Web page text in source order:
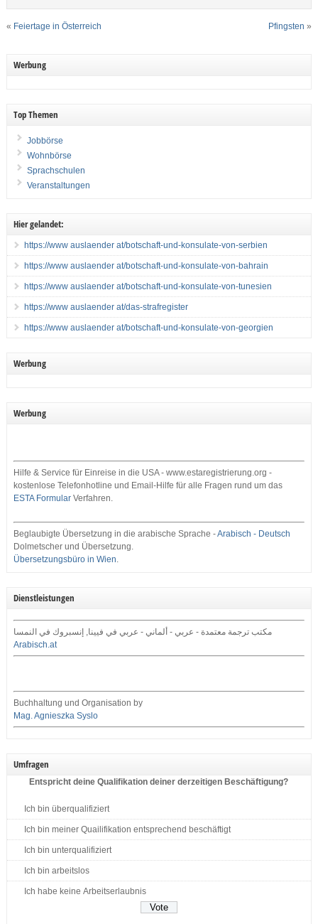
« Feiertage in Österreich Pfingsten »
Werbung
Top Themen
Jobbörse
Wohnbörse
Sprachschulen
Veranstaltungen
Hier gelandet:
https://www auslaender at/botschaft-und-konsulate-von-serbien
https://www auslaender at/botschaft-und-konsulate-von-bahrain
https://www auslaender at/botschaft-und-konsulate-von-tunesien
https://www auslaender at/das-strafregister
https://www auslaender at/botschaft-und-konsulate-von-georgien
Werbung
Werbung
Hilfe & Service für Einreise in die USA - www.estaregistrierung.org -
kostenlose Telefonhotline und Email-Hilfe für alle Fragen rund um das
ESTA FormularVerfahren.
Beglaubigte Übersetzung in die arabische Sprache -Arabisch - Deutsch
Dolmetscher und Übersetzung.
Übersetzungsbüro in Wien.
Dienstleistungen
مكتب ترجمة معتمدة - عربي - ألماني - عربي في فيينا, إنسبروك في النمسا
Arabisch.at
Buchhaltung und Organisation by
Mag. Agnieszka Syslo
Umfragen
Entspricht deine Qualifikation deiner derzeitigen Beschäftigung?
Ich bin überqualifiziert
Ich bin meiner Quailifikation entsprechend beschäftigt
Ich bin unterqualifiziert
Ich bin arbeitslos
Ich habe keine Arbeitserlaubnis